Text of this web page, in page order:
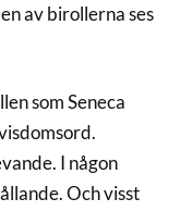
av birollerna ses
som Seneca
I någon
Och visst